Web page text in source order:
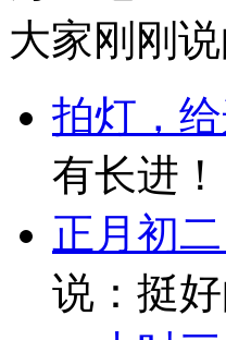
大家刚刚
拍灯，
有长进！
正月初
说：挺